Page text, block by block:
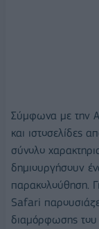
Σύμφωνα με την
και ιστοσελίδες
σύνολο
δημιουργήσουν
παρακολούθηση.
Safari
διαμόρφωσης του